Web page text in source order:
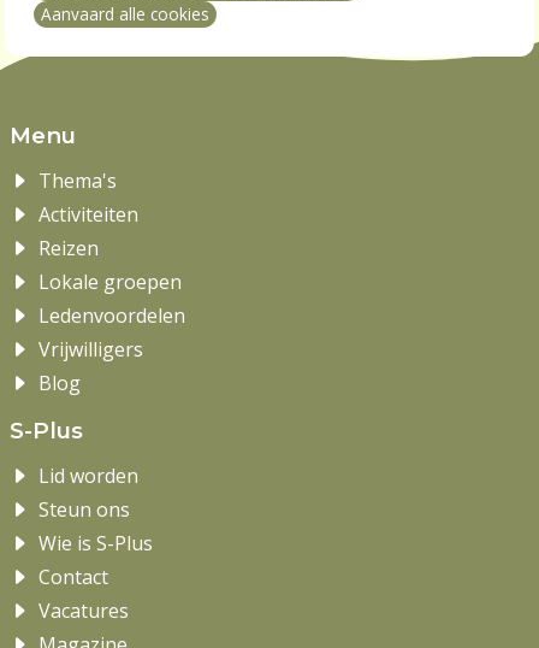
Menu
Thema's
Activiteiten
Reizen
Lokale groepen
Ledenvoordelen
Vrijwilligers
Blog
S-Plus
Lid worden
Steun ons
Wie is S-Plus
Contact
Vacatures
Aanvaard alle cookies